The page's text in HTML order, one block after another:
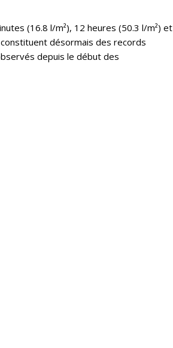
(16.8 l/m²), 12 heures (50.3 l/m²) et
désormais des records
depuis le début des